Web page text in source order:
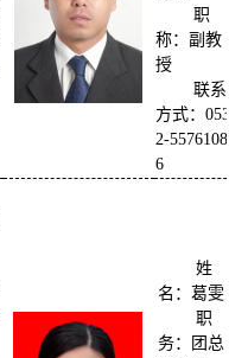
职
称：副教
授
联系
方式：053
2-5576108
6
姓
名：葛雯
职
务：团总